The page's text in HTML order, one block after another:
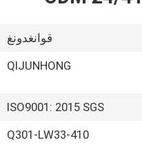
قوانغدونغ
QIJUNHONG
ISO9001: 2015 SGS
Q301-LW33-410